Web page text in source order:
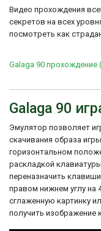
Видео прохождения
секретов на всех
посмотреть как
Galaga 90 прохождение
Galaga 90
Эмулятор позволяет
скачивания образа
горизонтальном
раскладкой
переназначить
правом нижнем углу на
сглаженную картинку
получить изображение